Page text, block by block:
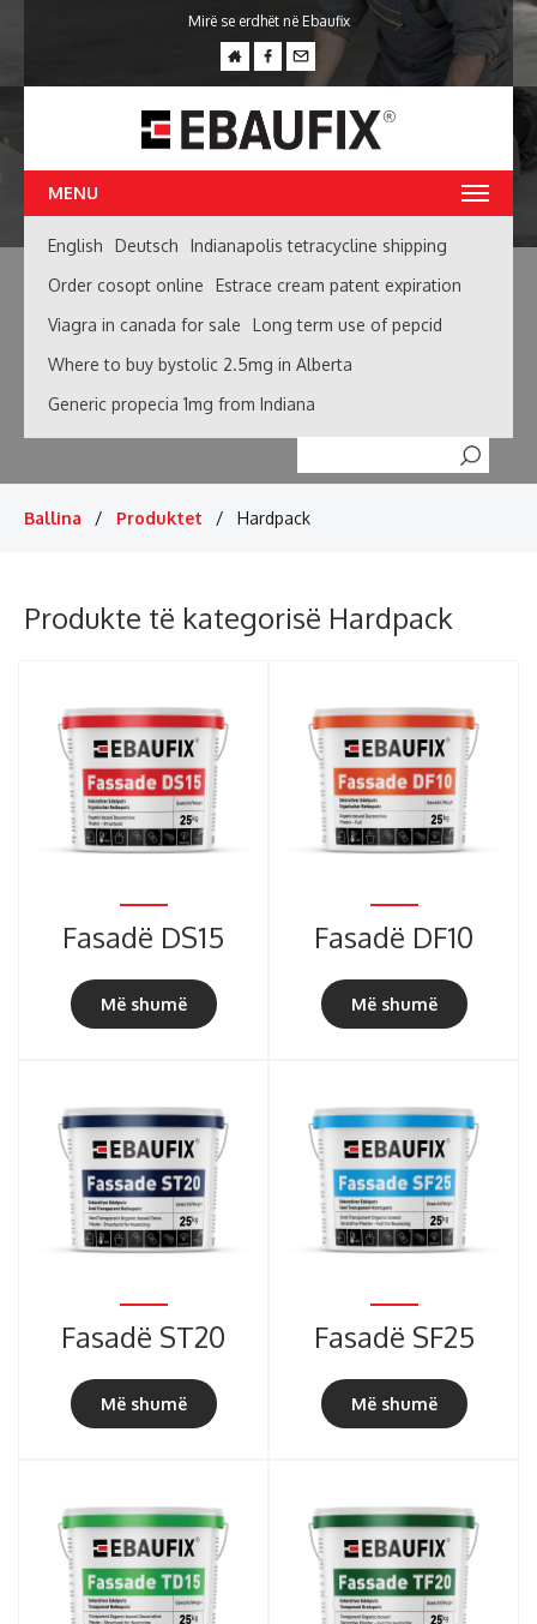
Mirë se erdhët në Ebaufix
MENU
English Deutsch
Indianapolis tetracycline shipping
Order cosopt online
Estrace cream patent expiration
Viagra in canada for sale
Long term use of pepcid
Where to buy bystolic 2.5mg in Alberta
Generic propecia 1mg from Indiana
Ballina Produktet Hardpack
Produkte të kategorisë Hardpack
Fasadë DS15
Më shumë
Fasadë DF10
Më shumë
Fasadë ST20
Më shumë
Fasadë SF25
Më shumë